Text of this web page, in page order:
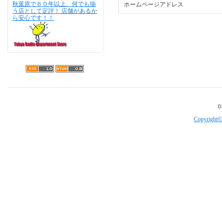
秋葉原で６０年以上、何でも揃
う店として定評！ 店舗があるか
ら安心です！！
ホームページアドレス
Copyright©